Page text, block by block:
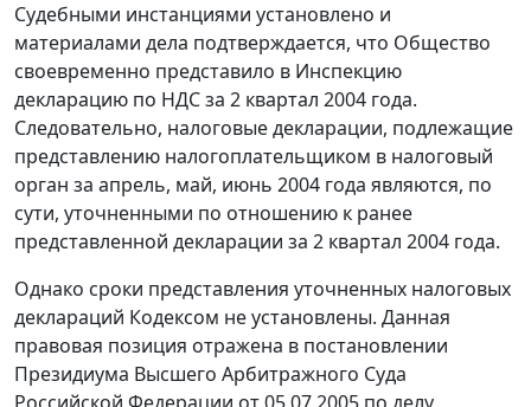
Судебными инстанциями установлено и
материалами дела подтверждается, что Общество
своевременно представило в Инспекцию
декларацию по НДС за 2 квартал 2004 года.
Следовательно, налоговые декларации, подлежащие
представлению налогоплательщиком в налоговый
орган за апрель, май, июнь 2004 года являются, по
сути, уточненными по отношению к ранее
представленной декларации за 2 квартал 2004 года.
Однако сроки представления уточненных налоговых
деклараций Кодексом не установлены. Данная
правовая позиция отражена в постановлении
Президиума Высшего Арбитражного Суда